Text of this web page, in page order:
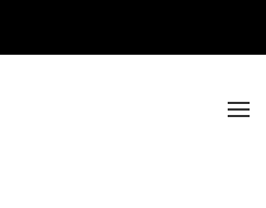
principal